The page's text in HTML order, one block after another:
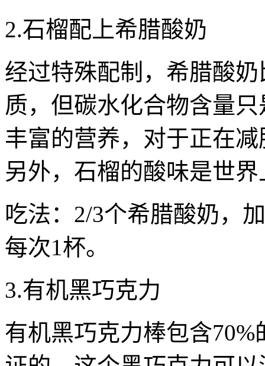
2.石榴配上希腊酸奶
经过特殊配制，希腊酸
质，但碳水化合物含量
丰富的营养，对于正在
另外，石榴的酸味是世
吃法：2/3个希腊酸奶，
每次1杯。
3.有机黑巧克力
有机黑巧克力棒包含